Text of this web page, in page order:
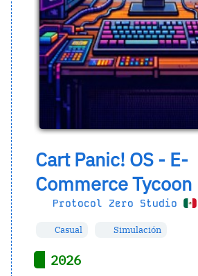
Cart Panic! OS - E-
Commerce Tycoon
Protocol Zero Studio
Casual Simulación
2026